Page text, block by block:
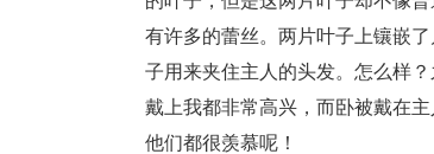
有许多的蕾丝。两片叶子上镶嵌
子用来夹住主人的头发。怎么样
戴上我都非常高兴，而卧被戴在
他们都很羡慕呢！